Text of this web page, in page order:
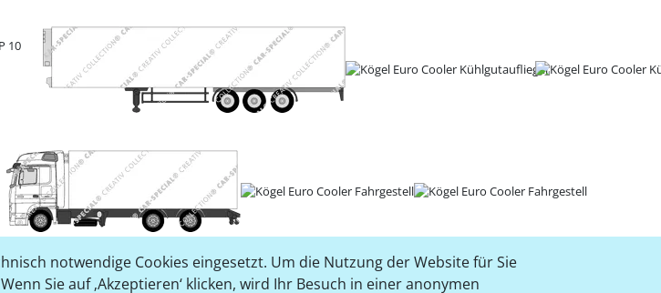
notwendige Cookies eingesetzt. Um die Nutzung der Website für Sie
Sie auf ‚Akzeptieren‘ klicken, wird Ihr Besuch in einer anonymen
10